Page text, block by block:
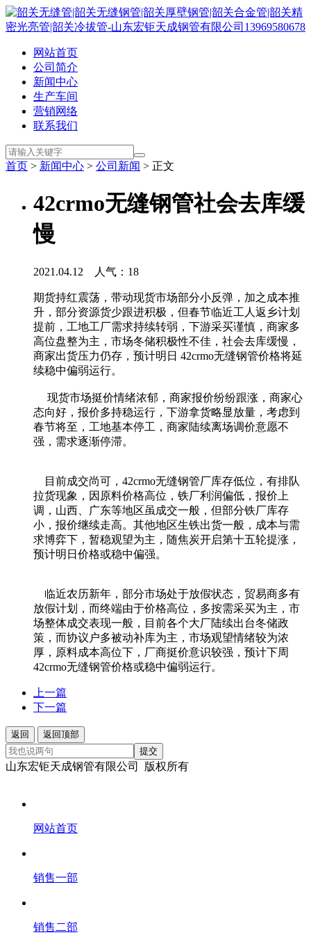
网站首页
公司简介
新闻中心
生产车间
营销网络
联系我们
首页 > 新闻中心 > 公司新闻 > 正文
42crmo无缝钢管社会去库缓
慢
2021.04.12 人气： 18
期货持红震荡，带动现货市场部分小反弹，加之成本推
升，部分资源货少跟进积极，但春节临近工人返乡计划
提前，工地工厂需求持续转弱，下游采买谨慎，商家多
高位盘整为主，市场冬储积极性不佳，社会去库缓慢，
商家出货压力仍存，预计明日 42crmo无缝钢管价格将延
续稳中偏弱运行。
现货市场挺价情绪浓郁，商家报价纷纷跟涨，商家心
态向好，报价多持稳运行，下游拿货略显放量，考虑到
春节将至，工地基本停工，商家陆续离场调价意愿不
强，需求逐渐停滞。
目前成交尚可，42crmo无缝钢管厂库存低位，有排队
拉货现象，因原料价格高位，铁厂利润偏低，报价上
调，山西、广东等地区虽成交一般，但部分铁厂库存
小，报价继续走高。其他地区生铁出货一般，成本与需
求博弈下，暂稳观望为主，随焦炭开启第十五轮提涨，
预计明日价格或稳中偏强。
临近农历新年，部分市场处于放假状态，贸易商多有
放假计划，而终端由于价格高位，多按需采买为主，市
场整体成交表现一般，目前各个大厂陆续出台冬储政
策，而协议户多被动补库为主，市场观望情绪较为浓
厚，原料成本高位下，厂商挺价意识较强，预计下周
42crmo无缝钢管价格或稳中偏弱运行。
上一篇
下一篇
返回
返回顶部
提交
山东宏钜天成钢管有限公司 版权所有
网站首页
销售一部
销售二部